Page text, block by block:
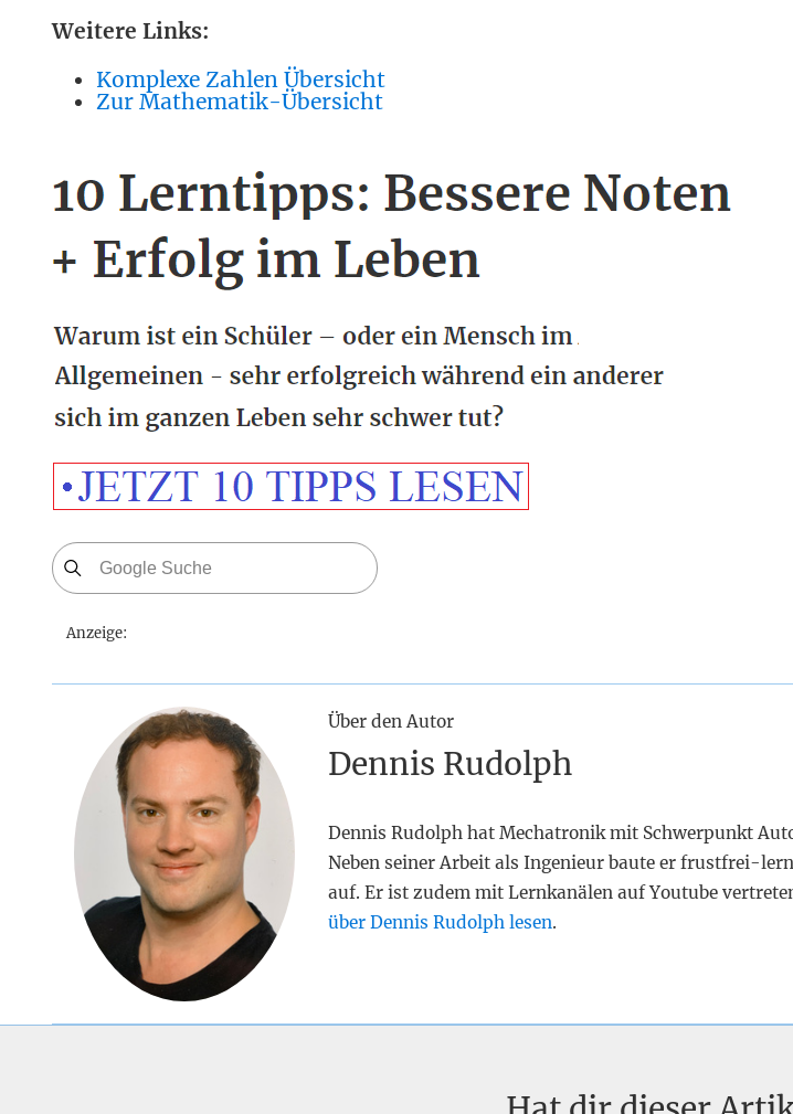
Weitere Links:
Komplexe Zahlen Übersicht
Zur Mathematik-Übersicht
Anzeige:
Über den Autor
Dennis Rudolph
Dennis Rudolph hat Mechatronik mit Schwerpunkt
Neben seiner Arbeit als Ingenieur baute er frustfrei-
auf. Er ist zudem mit Lernkanälen auf Youtube
über Dennis Rudolph lesen.